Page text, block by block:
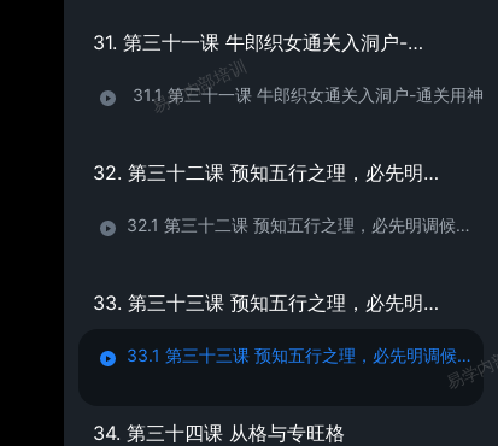
31. 第三十一课 牛郎织女通关入洞户-通关用神
31.1 第三十一课 牛郎织女通关入洞户-通关用神
32. 第三十二课 预知五行之理，必先明调候之道-调候用神与气数（1）
32.1 第三十二课 预知五行之理，必先明调候之道-调候用神与气数（1）
33. 第三十三课 预知五行之理，必先明调候之道-调候用神与气数（2）
33.1 第三十三课 预知五行之理，必先明调候之道-调候用神与气数（2）
34. 第三十四课 从格与专旺格
易学内部培训
易学